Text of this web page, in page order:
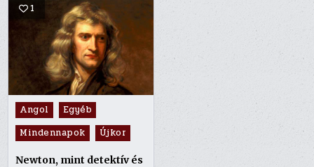
1
Posted
in
Angol
Egyéb
Mindennapok
Újkor
Newton, mint detektív és